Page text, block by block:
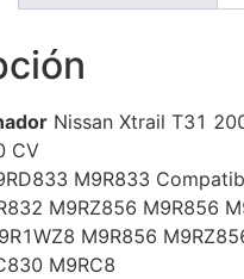
Nissan Xtrail T31
CV
M9R833
M9RZ856 M9R856
M9R856
M9RC8